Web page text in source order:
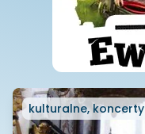
kulturalne, koncerty